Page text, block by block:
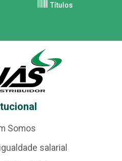
Títulos
Somos
salarial